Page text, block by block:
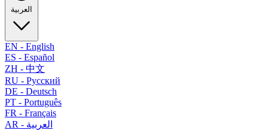
العربية
EN - English
ES - Español
ZH - 中文
RU - Русский
DE - Deutsch
PT - Português
FR - Français
AR - العربية